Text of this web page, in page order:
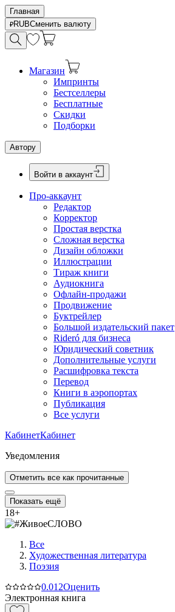
Главная
RUBСменить валюту
Магазин
Импринты
Бестселлеры
Бесплатные
Скидки
Подборки
Автору
Войти в аккаунт
Про-аккаунт
Редактор
Корректор
Простая верстка
Сложная верстка
Дизайн обложки
Иллюстрации
Тираж книги
Аудиокнига
Офлайн-продажи
Продвижение
Буктрейлер
Большой издательский пакет
Rideró для бизнеса
Юридический советник
Дополнительные услуги
Расшифровка текста
Перевод
Книги в аэропортах
Публикация
Все услуги
КабинетКабинет
Уведомления
Отметить все как прочитанные
Показать ещё
18+
Все
Художественная литература
Поэзия
0.012Оценить
Электронная книга